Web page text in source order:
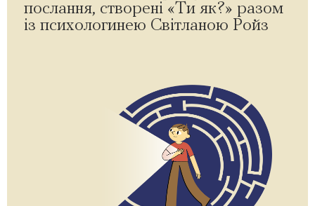
послання, створені «Ти як?» разом
із психологинею Світланою Ройз